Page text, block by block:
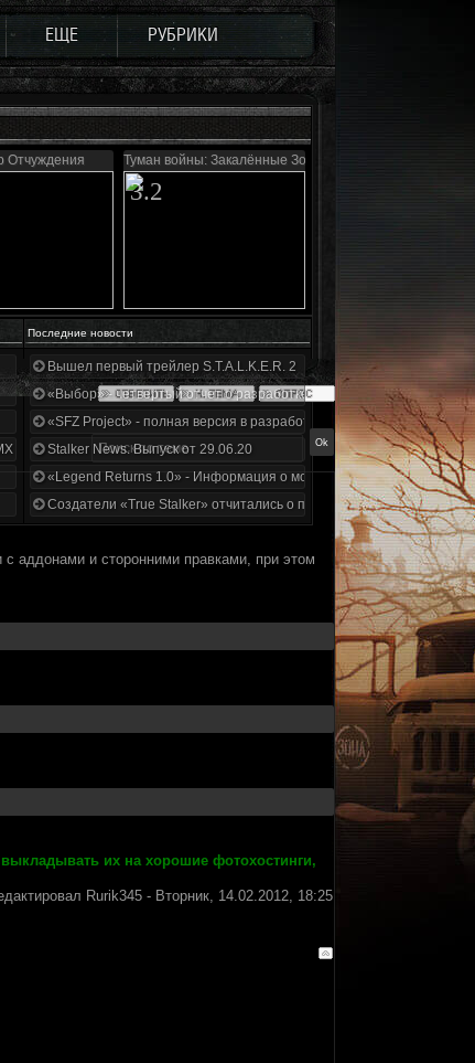
ЕЩЕ РУБРИКИ
Отчуждения Туман войны: Закалённые Зоной
3.2
Последние новости
1.3.5.ООП.МА.К.
Вышел первый трейлер S.T.A.L.K.E.R. 2
«Выбор» - четвертый отчет о разработке!
«SFZ Project» - полная версия в разработке!
Stalker News. Выпуск от 29.06.20
«Legend Returns 1.0» - Информация о моде за июнь 2020
Создатели «True Stalker» отчитались о проделанной работе
аддонами и сторонними правками, при этом
их на хорошие фотохостинги,
Rurik345 - Вторник, 14.02.2012, 18:25